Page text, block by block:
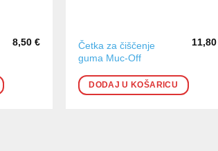
8,50€
Četka za čiščenje
guma Muc-Off
11,80
DODAJ U KOŠARICU